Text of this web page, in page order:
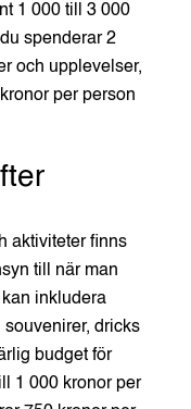
1 000 till 3 000
spenderar 2
och upplevelser,
per person
aktiviteter finns
till när man
inkludera
souvenirer, dricks
budget för
1 000 kronor per